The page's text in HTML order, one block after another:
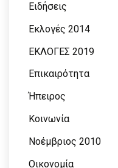
Ειδήσεις
Εκλογές 2014
ΕΚΛΟΓΕΣ 2019
Επικαιρότητα
Ήπειρος
Κοινωνία
Νοέμβριος 2010
Οικονομία